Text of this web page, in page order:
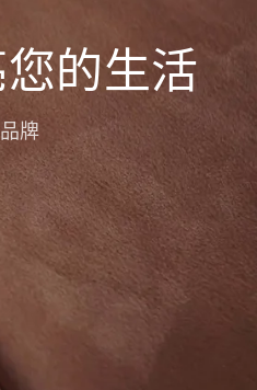
亮您的生
牌